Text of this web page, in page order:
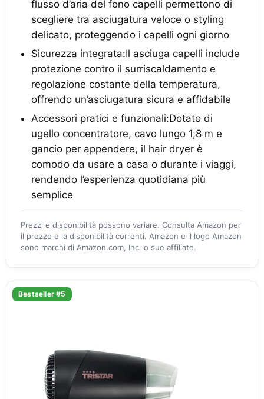
flusso d’aria del fono capelli permettono di
scegliere tra asciugatura veloce o styling
delicato, proteggendo i capelli ogni giorno
Sicurezza integrata:Il asciuga capelli include
protezione contro il surriscaldamento e
regolazione costante della temperatura,
offrendo un’asciugatura sicura e affidabile
Accessori pratici e funzionali:Dotato di
ugello concentratore, cavo lungo 1,8 m e
gancio per appendere, il hair dryer è
comodo da usare a casa o durante i viaggi,
rendendo l’esperienza quotidiana più
semplice
Prezzi e disponibilità possono variare. Consulta Amazon per
il prezzo e la disponibilità correnti. Amazon e il logo Amazon
sono marchi di Amazon.com, Inc. o sue affiliate.
Bestseller #5